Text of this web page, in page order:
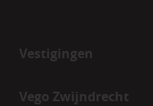
Vestigingen
Vego Zwijndrecht